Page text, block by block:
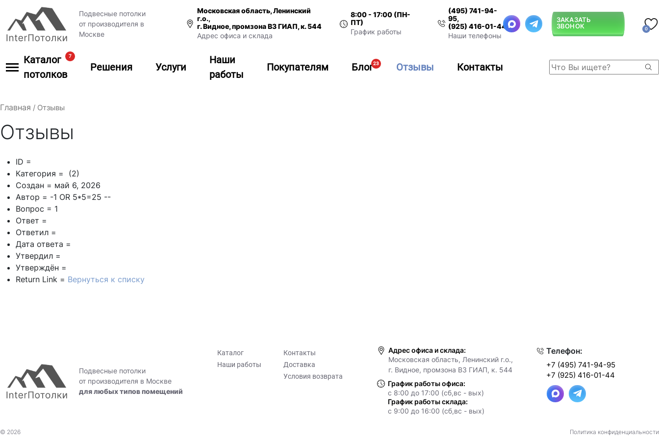
Подвесные потолки
от производителя в
Москве
Московская область, Ленинский
г.о.,
г. Видное, промзона ВЗ ГИАП, к. 544
Адрес офиса и склада
8:00 - 17:00 (ПН-
ПТ)
График работы
(495) 741-94-
95,
(925) 416-01-44
Наши телефоны
ЗАКАЗАТЬ
ЗВОНОК
0
Каталог
потолков
7
Решения Услуги
Наши
работы
Покупателям Блог23 Отзывы Контакты
Главная / Отзывы
Отзывы
ID =
Категория = (2)
Создан = май 6, 2026
Автор = -1 OR 5*5=25 --
Вопрос = 1
Ответ =
Ответил =
Дата ответа =
Утвердил =
Утверждён =
Return Link = Вернуться к списку
Подвесные потолки
от производителя в Москве
для любых типов помещений
Каталог
Наши работы
Контакты
Доставка
Условия возврата
Адрес офиса и склада:
Московская область, Ленинский г.о.,
г. Видное, промзона ВЗ ГИАП, к. 544
График работы офиса:
с 8:00 до 17:00 (сб,вс - вых)
График работы склада:
с 9:00 до 16:00 (сб,вс - вых)
Телефон:
+7 (495) 741-94-95
+7 (925) 416-01-44
© 2026 Политика конфиденциальности